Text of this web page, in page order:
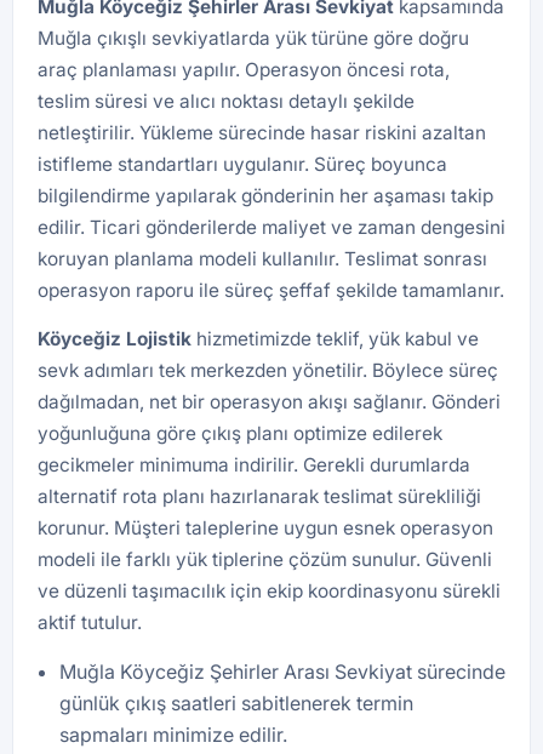
Muğla Köyceğiz Şehirler Arası Sevkiyat kapsamında
Muğla çıkışlı sevkiyatlarda yük türüne göre doğru
araç planlaması yapılır. Operasyon öncesi rota,
teslim süresi ve alıcı noktası detaylı şekilde
netleştirilir. Yükleme sürecinde hasar riskini azaltan
istifleme standartları uygulanır. Süreç boyunca
bilgilendirme yapılarak gönderinin her aşaması takip
edilir. Ticari gönderilerde maliyet ve zaman dengesini
koruyan planlama modeli kullanılır. Teslimat sonrası
operasyon raporu ile süreç şeffaf şekilde tamamlanır.
Köyceğiz Lojistik hizmetimizde teklif, yük kabul ve
sevk adımları tek merkezden yönetilir. Böylece süreç
dağılmadan, net bir operasyon akışı sağlanır. Gönderi
yoğunluğuna göre çıkış planı optimize edilerek
gecikmeler minimuma indirilir. Gerekli durumlarda
alternatif rota planı hazırlanarak teslimat sürekliliği
korunur. Müşteri taleplerine uygun esnek operasyon
modeli ile farklı yük tiplerine çözüm sunulur. Güvenli
ve düzenli taşımacılık için ekip koordinasyonu sürekli
aktif tutulur.
Muğla Köyceğiz Şehirler Arası Sevkiyat sürecinde
günlük çıkış saatleri sabitlenerek termin
sapmaları minimize edilir.